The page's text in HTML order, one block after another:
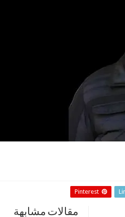
Pinterest
مقالات مشابهة